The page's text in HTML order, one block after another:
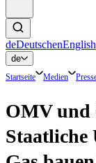
deDeutschenEnglish
de
Startseite Medien
OMV und